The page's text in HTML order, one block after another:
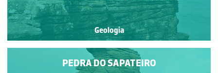
Geologia
PEDRA DO SAPATEIRO